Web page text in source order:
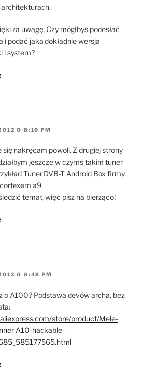
architekturach.
za uwagę. Czy mógłbyś podesłać
i podać jaka dokładnie wersja
i system?
O 8:10 PM
się nakręcam powoli. Z drugiej strony
jeszcze w czymś takim tuner
Tuner DVB-T Android Box firmy
a9.
temat, więc pisz na bierząco!
O 8:48 PM
o A100? Podstawa devów archa, bez
store/product/Mele-
A10-hackable-